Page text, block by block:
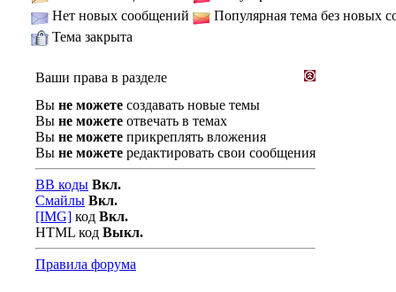
Нет новых сообщений
Популярная тема без новых
Тема закрыта
Ваши права в разделе
Вы не можете создавать новые темы
Вы не можете отвечать в темах
Вы не можете прикреплять вложения
Вы не можете редактировать свои сообщения
BB коды Вкл.
Смайлы Вкл.
[IMG] код Вкл.
HTML код Выкл.
Правила форума